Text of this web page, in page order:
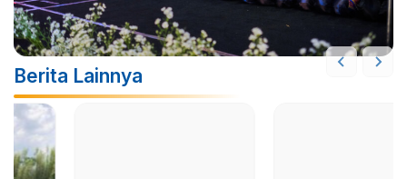
Berita Lainnya